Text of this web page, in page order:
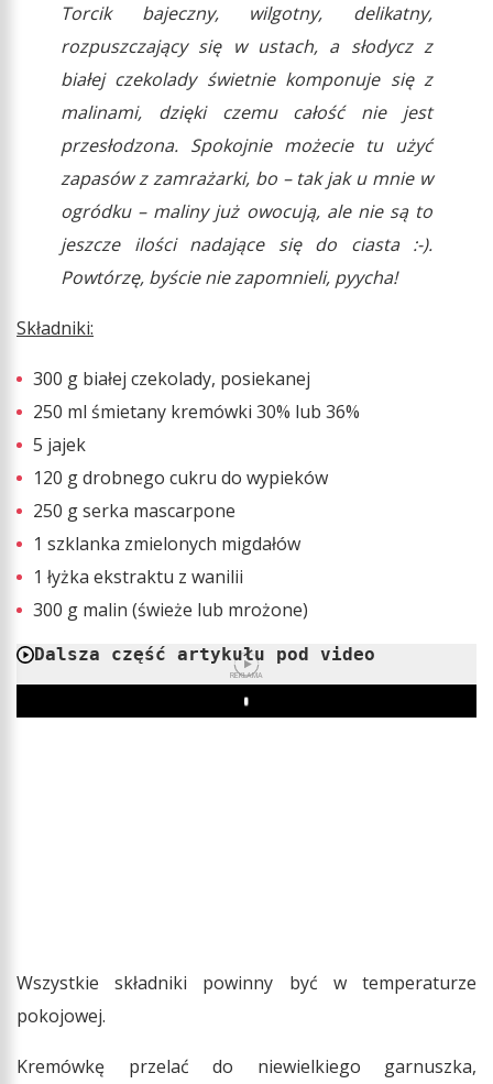
Torcik bajeczny, wilgotny, delikatny,
rozpuszczający się w ustach, a słodycz z
białej czekolady świetnie komponuje się z
malinami, dzięki czemu całość nie jest
przesłodzona. Spokojnie możecie tu użyć
zapasów z zamrażarki, bo – tak jak u mnie w
ogródku – maliny już owocują, ale nie są to
jeszcze ilości nadające się do ciasta :-).
Powtórzę, byście nie zapomnieli, pyycha!
Składniki:
300 g białej czekolady, posiekanej
250 ml śmietany kremówki 30% lub 36%
5 jajek
120 g drobnego cukru do wypieków
250 g serka mascarpone
1 szklanka zmielonych migdałów
1 łyżka ekstraktu z wanilii
300 g malin (świeże lub mrożone)
Dalsza część artykułu pod video
REKLAMA
Play
Wszystkie składniki powinny być w temperaturze
pokojowej.
Kremówkę przelać do niewielkiego garnuszka,